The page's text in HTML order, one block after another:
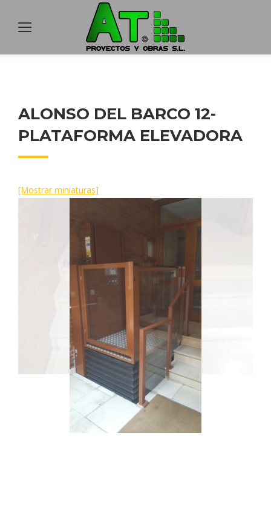
ALONSO DEL BARCO 12-
PLATAFORMA ELEVADORA
[Mostrar miniaturas]